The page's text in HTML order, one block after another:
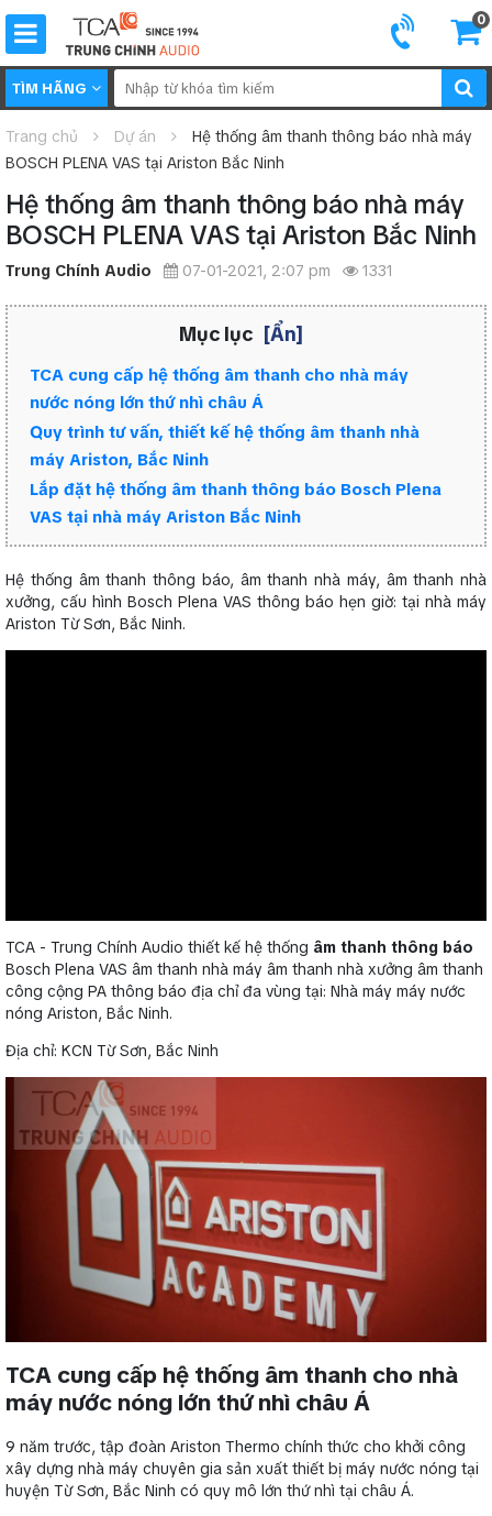
0
TÌM HÃNG
Trang chủ Dự án
Hệ thống âm thanh thông báo nhà máy
BOSCH PLENA VAS tại Ariston Bắc Ninh
Hệ thống âm thanh thông báo nhà máy
BOSCH PLENA VAS tại Ariston Bắc Ninh
Trung Chính Audio 07-01-2021, 2:07 pm 1331
Mục lục [Ẩn]
TCA cung cấp hệ thống âm thanh cho nhà máy
nước nóng lớn thứ nhì châu Á
Quy trình tư vấn, thiết kế hệ thống âm thanh nhà
máy Ariston, Bắc Ninh
Lắp đặt hệ thống âm thanh thông báo Bosch Plena
VAS tại nhà máy Ariston Bắc Ninh
Hệ thống âm thanh thông báo, âm thanh nhà máy, âm thanh nhà
xưởng, cấu hình Bosch Plena VAS thông báo hẹn giờ: tại nhà máy
Ariston Từ Sơn, Bắc Ninh.
TCA - Trung Chính Audio thiết kế hệ thống âm thanh thông báo
Bosch Plena VAS âm thanh nhà máy âm thanh nhà xưởng âm thanh
công cộng PA thông báo địa chỉ đa vùng tại: Nhà máy máy nước
nóng Ariston, Bắc Ninh.
Địa chỉ: KCN Từ Sơn, Bắc Ninh
TCA cung cấp hệ thống âm thanh cho nhà
máy nước nóng lớn thứ nhì châu Á
9 năm trước, tập đoàn Ariston Thermo chính thức cho khởi công
xây dựng nhà máy chuyên gia sản xuất thiết bị máy nước nóng tại
huyện Từ Sơn, Bắc Ninh có quy mô lớn thứ nhì tại châu Á.